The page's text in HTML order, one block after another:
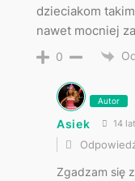
dzieciakom
nawet mocniej
0
Autor
Asiek 14
Zgadzam się